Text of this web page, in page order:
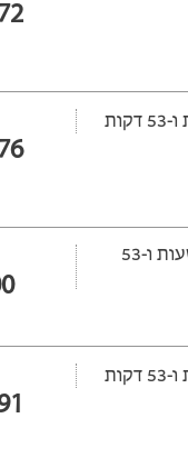
ייפתח עוד 71 שעות ‫ו-53